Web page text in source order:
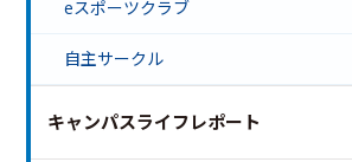
eスポーツクラブ
自主サークル
キャンパスライフレポート